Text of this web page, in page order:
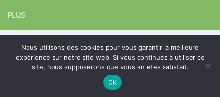
PLUS
Rechercher :
Nous utilisons des cookies pour vous garantir la meilleure
expérience sur notre site web. Si vous continuez à utiliser ce
site, nous supposerons que vous en êtes satisfait.
OK